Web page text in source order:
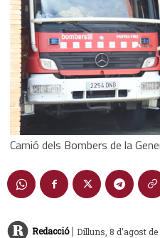
Camió dels Bombers de la
Redacció | Dilluns, 8 d'agost de